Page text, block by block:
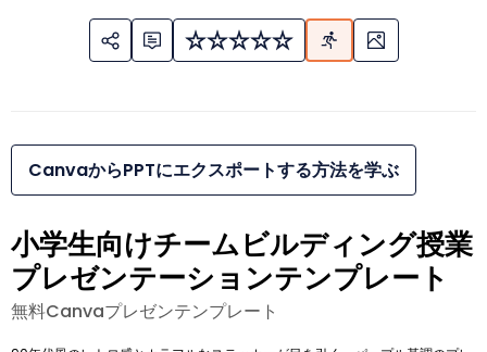
CanvaからPPTにエクスポートする方法を学ぶ
小学生向けチームビルディング授業
プレゼンテーションテンプレート
無料Canvaプレゼンテンプレート